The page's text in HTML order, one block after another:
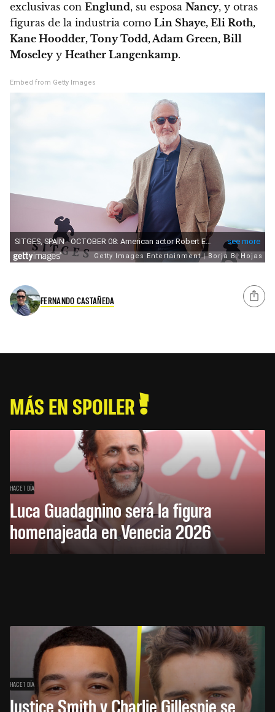
exclusivas con Englund, su esposa Nancy, y otras
figuras de la industria como Lin Shaye, Eli Roth,
Kane Hoodder, Tony Todd, Adam Green, Bill
Moseleyy Heather Langenkamp.
Embed from Getty Images
FERNANDO CASTAÑEDA
MÁS EN SPOILER
HACE 1 DÍA
Luca Guadagnino será la figura
homenajeada en Venecia 2026
HACE 1 DÍA
Justice Smith y Charlie Gillespie se